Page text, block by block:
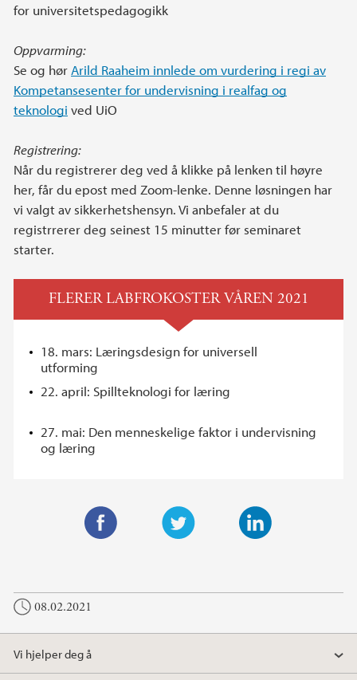
for universitetspedagogikk
Oppvarming:
Se og hør Arild Raaheim innlede om vurdering i regi av
Kompetansesenter for undervisning i realfag og
teknologi ved UiO
Registrering:
Når du registrerer deg ved å klikke på lenken til høyre
her, får du epost med Zoom-lenke. Denne løsningen har
vi valgt av sikkerhetshensyn. Vi anbefaler at du
registrrerer deg seinest 15 minutter før seminaret
starter.
FLERER LABFROKOSTER VÅREN 2021
18. mars: Læringsdesign for universell
utforming
22. april: Spillteknologi for læring
27. mai: Den menneskelige faktor i undervisning
og læring
i
t
r
n
e
I
c
e
b
o
o
08.02.2021
Vi hjelper deg å